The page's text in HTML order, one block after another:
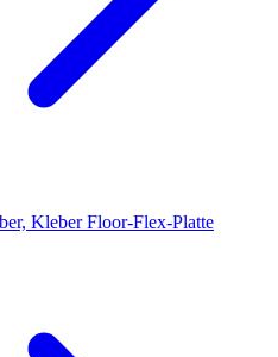
Kleber Floor-Flex-Platte